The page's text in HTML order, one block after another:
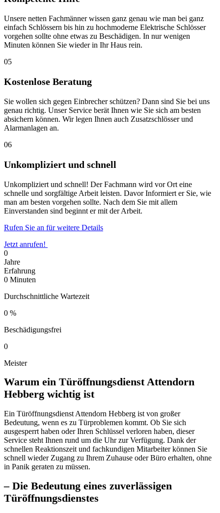
Unsere netten Fachmänner wissen ganz genau wie man bei ganz
einfach Schlössern bis hin zu hochmoderne Elektrische Schlösser
vorgehen sollte ohne etwas zu Beschädigen. In nur wenigen
Minuten können Sie wieder in Ihr Haus rein.
05
Kostenlose Beratung
Sie wollen sich gegen Einbrecher schützen? Dann sind Sie bei uns
genau richtig. Unser Service berät Ihnen wie Sie sich am besten
absichern können. Wir legen Ihnen auch Zusatzschlösser und
Alarmanlagen an.
06
Unkompliziert und schnell
Unkompliziert und schnell! Der Fachmann wird vor Ort eine
schnelle und sorgfältige Arbeit leisten. Davor Informiert er Sie, wie
man am besten vorgehen sollte. Nach dem Sie mit allem
Einverstanden sind beginnt er mit der Arbeit.
Rufen Sie an für weitere Details
Jetzt anrufen!
0
Jahre
Erfahrung
0 Minuten
Durchschnittliche Wartezeit
0 %
Beschädigungsfrei
0
Meister
Warum ein Türöffnungsdienst Attendorn
Hebberg wichtig ist
Ein Türöffnungsdienst Attendorn Hebberg ist von großer
Bedeutung, wenn es zu Türproblemen kommt. Ob Sie sich
ausgesperrt haben oder Ihren Schlüssel verloren haben, dieser
Service steht Ihnen rund um die Uhr zur Verfügung. Dank der
schnellen Reaktionszeit und fachkundigen Mitarbeiter können Sie
schnell wieder Zugang zu Ihrem Zuhause oder Büro erhalten, ohne
in Panik geraten zu müssen.​
– Die Bedeutung eines zuverlässigen
Türöffnungsdienstes